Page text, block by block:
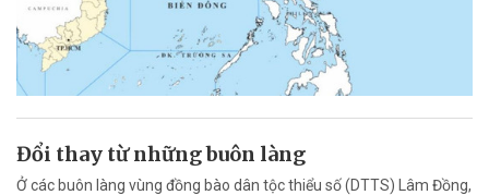
Đổi thay từ những buôn làng
Ở các buôn làng vùng đồng bào dân tộc thiểu số (DTTS) Lâm Đồng,